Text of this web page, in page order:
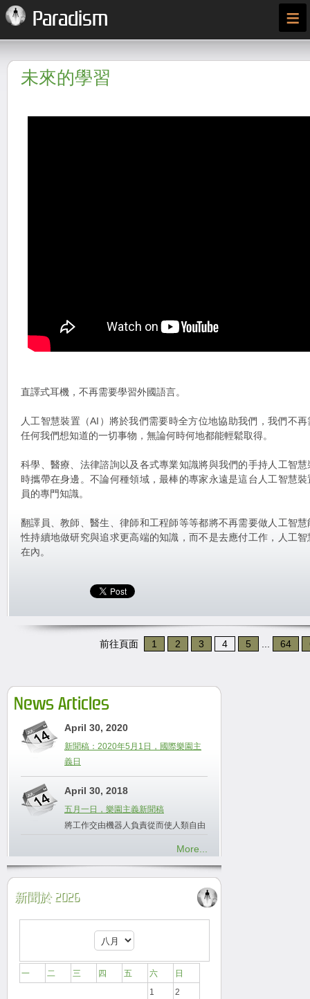
Paradism ≡
未來的學習
直譯式耳機，不再需要學習外國語言。
人工智慧裝置（AI）將於我們需要時全方位地協助我們，我們不
任何我們想知道的一切事物，無論何時何地都能輕鬆取得。
科學、醫療、法律諮詢以及各式專業知識將與我們的手持人工智
時攜帶在身邊。不論何種領域，最棒的專家永遠是這台人工智慧
員的專門知識。
翻譯員、教師、醫生、律師和工程師等等都將不再需要做人工智
性持續地做研究與追求更高端的知識，而不是去應付工作，人工
在內。
前往頁面 1 2 3 4 5 64
News Articles
April 30, 2020
新聞稿：2020年5月1日，國際樂園主
義日
April 30, 2018
五月一日，樂園主義新聞稿
將工作交由機器人負責從而使人類自由
More...
新聞於 2026
一 二 三 四 五 六
日
1
2